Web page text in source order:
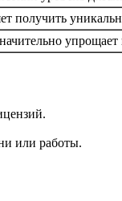
получить
упрощает
или работы.